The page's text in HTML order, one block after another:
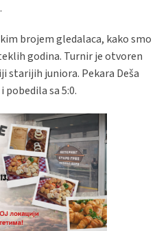
brojem gledalaca, kako smo
godina. Turnir je otvoren
starijih juniora. Pekara Deša
pobedila sa 5:0.